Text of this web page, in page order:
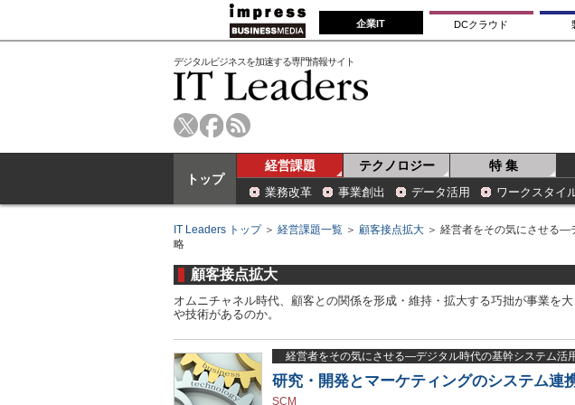
企業IT DCクラウド
デジタルビジネスを加速する専門情報サイト
トップ
経営課題 テクノロジー 特 集
業務改革 事業創出 データ活用 ワークスタイ
IT Leaders トップ＞ 経営課題一覧 ＞ 顧客接点拡大 ＞ 経営者をその気にさせる―
略
顧客接点拡大
オムニチャネル時代、顧客との関係を形成・維持・拡大する巧拙が事業を
や技術があるのか。
経営者をその気にさせる―デジタル時代の基幹システム活
研究・開発とマーケティングのシステム連
SCM